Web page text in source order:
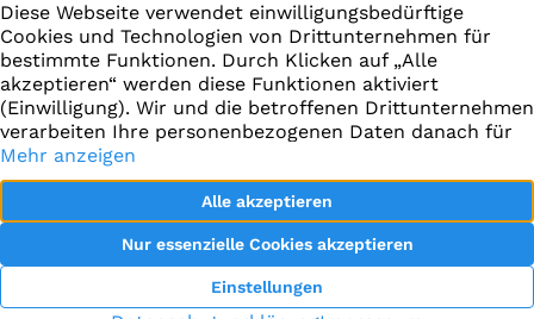
E-Mail senden
Immobilien Impressum
Startseite Datenschutz
facebook
Objekt-Tracking Instagram